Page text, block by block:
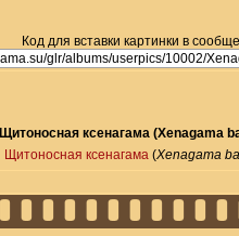
Код для вставки картинки в
Щитоносная ксенагама (Xenagama
Щитоносная ксенагама (Xenagama